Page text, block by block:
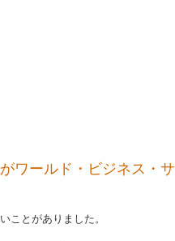
ワールド・ビジネス・サ
ことがありました。